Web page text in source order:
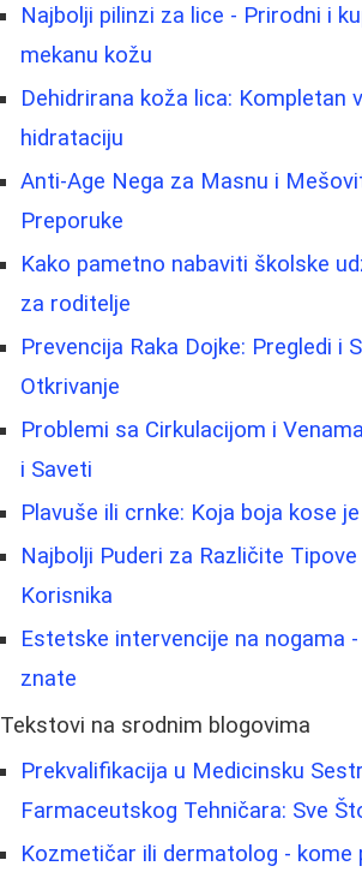
Najbolji pilinzi za lice - Prirodni i
mekanu kožu
Dehidrirana koža lica: Kompletan
hidrataciju
Anti-Age Nega za Masnu i
Preporuke
Kako pametno nabaviti školske
za roditelje
Prevencija Raka Dojke: Pregledi i
Otkrivanje
Problemi sa Cirkulacijom i
i Saveti
Plavuše ili crnke: Koja boja kose
Najbolji Puderi za Različite
Korisnika
Estetske intervencije na nogama
znate
Tekstovi na srodnim blogovima
Prekvalifikacija u Medicinsku
Farmaceutskog Tehničara: Sve
Kozmetičar ili dermatolog - kome